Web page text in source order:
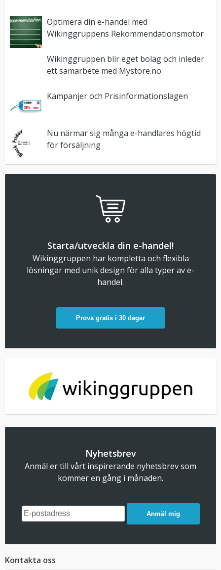
Optimera din e-handel med
Wikinggruppens Rekommendationsmotor
Wikinggruppen blir eget bolag och inleder
ett samarbete med Mystore.no
Kampanjer och Prisinformationslagen
Nu närmar sig många e-handlares högtid
för försäljning
Starta/utveckla din e-handel!
Wikinggruppen har kompletta och flexibla
lösningar med unik design för alla typer av e-
handel.
Prova gratis i 30 dagar
Nyhetsbrev
Anmäl er till vårt inspirerande nyhetsbrev som
kommer en gång i månaden.
Anmäl mig
Kontakta oss